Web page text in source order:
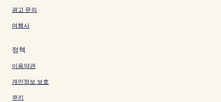
광고 문의
여행사
정책
이용약관
개인정보 보호
쿠키